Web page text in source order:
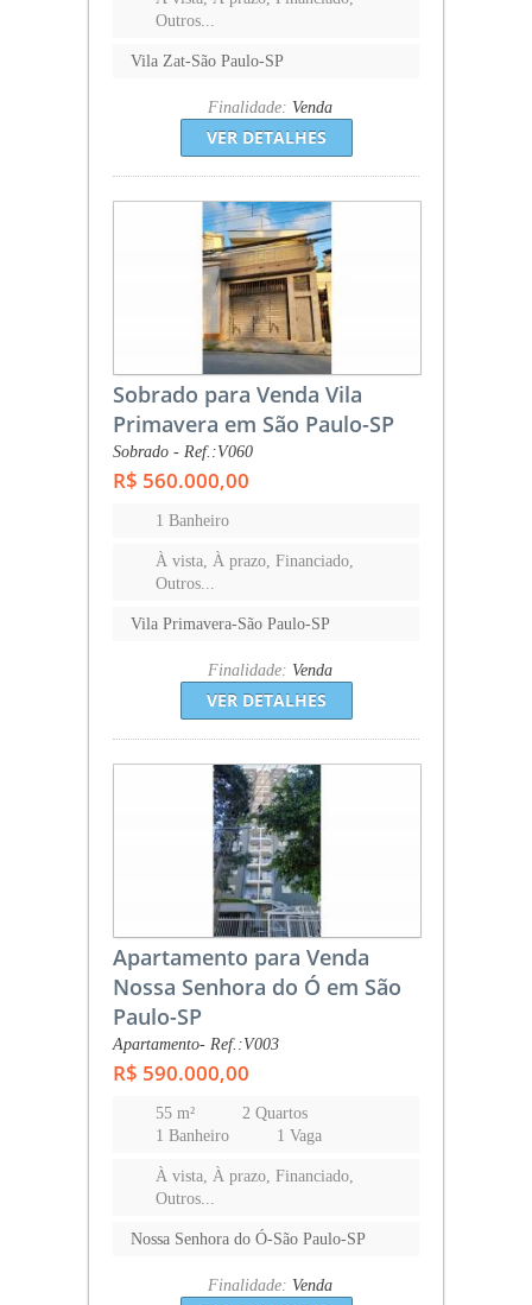
Outros...
Vila Zat-São Paulo-SP
Finalidade: Venda
VER DETALHES
Sobrado para Venda Vila
Primavera em São Paulo-SP
Sobrado - Ref.:V060
R$ 560.000,00
1 Banheiro
À vista, À prazo, Financiado,
Outros...
Vila Primavera-São Paulo-SP
Finalidade: Venda
VER DETALHES
Apartamento para Venda
Nossa Senhora do Ó em São
Paulo-SP
Apartamento- Ref.:V003
R$ 590.000,00
55 m²
2 Quartos
1 Banheiro
1 Vaga
À vista, À prazo, Financiado,
Outros...
Nossa Senhora do Ó-São Paulo-SP
Finalidade: Venda